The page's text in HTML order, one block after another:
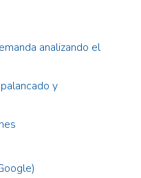
analizando el
y